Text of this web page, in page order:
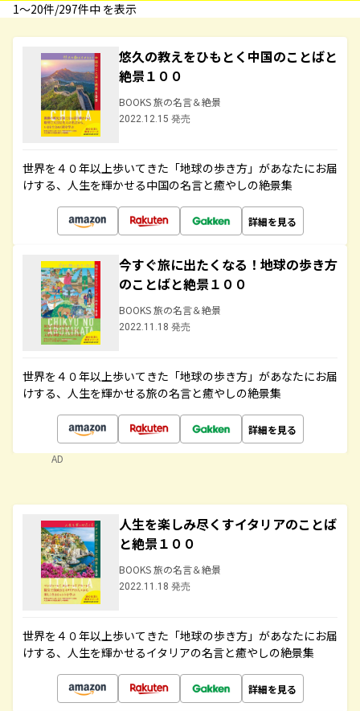
1〜20件/297件中 を表示
悠久の教えをひもとく中国のことばと
絶景１００
BOOKS 旅の名言＆絶景
2022.12.15 発売
世界を４０年以上歩いてきた「地球の歩き方」があなたにお届
けする、人生を輝かせる中国の名言と癒やしの絶景集
詳細を見る
今すぐ旅に出たくなる！地球の歩き方
のことばと絶景１００
BOOKS 旅の名言＆絶景
2022.11.18 発売
世界を４０年以上歩いてきた「地球の歩き方」があなたにお届
けする、人生を輝かせる旅の名言と癒やしの絶景集
詳細を見る
AD
人生を楽しみ尽くすイタリアのことば
と絶景１００
BOOKS 旅の名言＆絶景
2022.11.18 発売
世界を４０年以上歩いてきた「地球の歩き方」があなたにお届
けする、人生を輝かせるイタリアの名言と癒やしの絶景集
詳細を見る